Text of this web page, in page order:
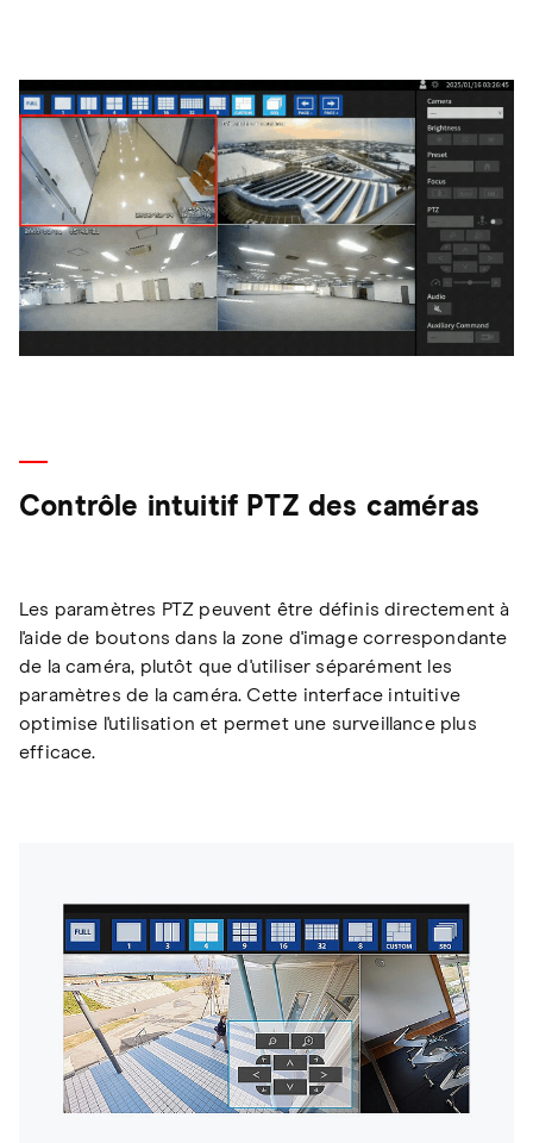
Contrôle intuitif PTZ des caméras
Les paramètres PTZ peuvent être définis directement à
l'aide de boutons dans la zone d'image correspondante
de la caméra, plutôt que d'utiliser séparément les
paramètres de la caméra. Cette interface intuitive
optimise l'utilisation et permet une surveillance plus
efficace.